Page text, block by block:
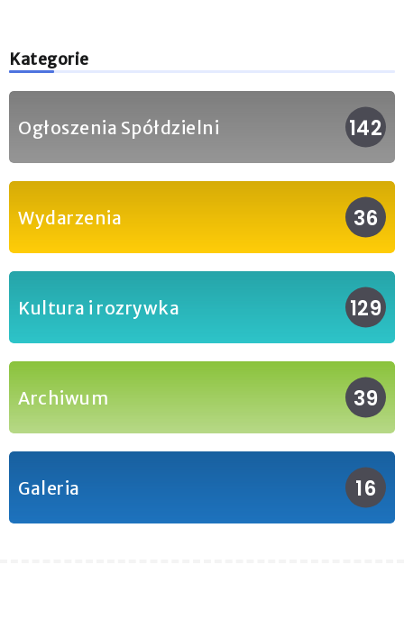
Kategorie
Ogłoszenia Spółdzielni 142
Wydarzenia 36
Kultura i rozrywka 129
Archiwum 39
Galeria 16